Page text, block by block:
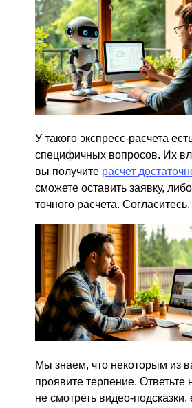
У такого экспресс-расчета
специфичных вопросов. Их
вы получите расчет
сможете оставить заявку,
точного расчета.
Мы знаем, что некоторым из
проявите терпение.
не смотреть видео-